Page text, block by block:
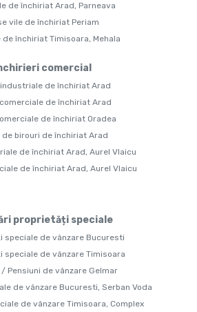
de închiriat Arad, Parneava
vile de închiriat Periam
de închiriat Timisoara, Mehala
comercial
de închiriat Arad
de închiriat Arad
de închiriat Oradea
de birouri de închiriat Arad
de închiriat Arad, Aurel Vlaicu
de închiriat Arad, Aurel Vlaicu
proprietăți speciale
speciale de vânzare Bucuresti
speciale de vânzare Timisoara
Pensiuni de vânzare Gelmar
de vânzare Bucuresti, Serban Voda
de vânzare Timisoara, Complex